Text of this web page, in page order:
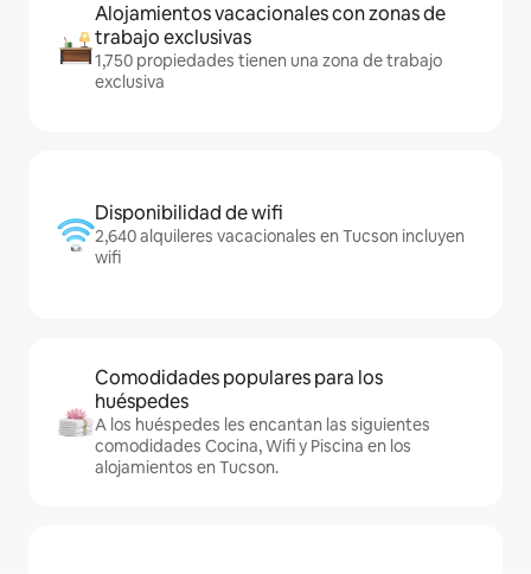
Alojamientos vacacionales con zonas de
trabajo exclusivas
1,750 propiedades tienen una zona de trabajo
exclusiva
Disponibilidad de wifi
2,640 alquileres vacacionales en Tucson incluyen
wifi
Comodidades populares para los
huéspedes
A los huéspedes les encantan las siguientes
comodidades Cocina, Wifi y Piscina en los
alojamientos en Tucson.